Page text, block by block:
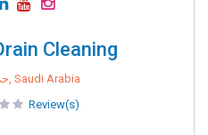
Cleaning
حي المنفوحة, Saudi Arabia
Review(s)